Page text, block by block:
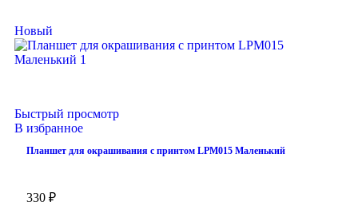
Новый
Быстрый просмотр
В избранное
Планшет для окрашивания с принтом LPM015 Маленький
330 ₽